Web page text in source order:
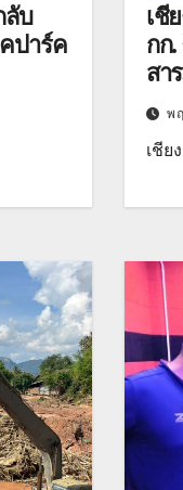
ลับ
ปาร์ค
เชี
กก
สา
พ
เชีย